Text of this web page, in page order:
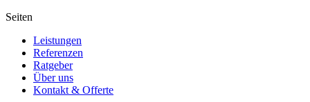
Seiten
Leistungen
Referenzen
Ratgeber
Über uns
Kontakt & Offerte